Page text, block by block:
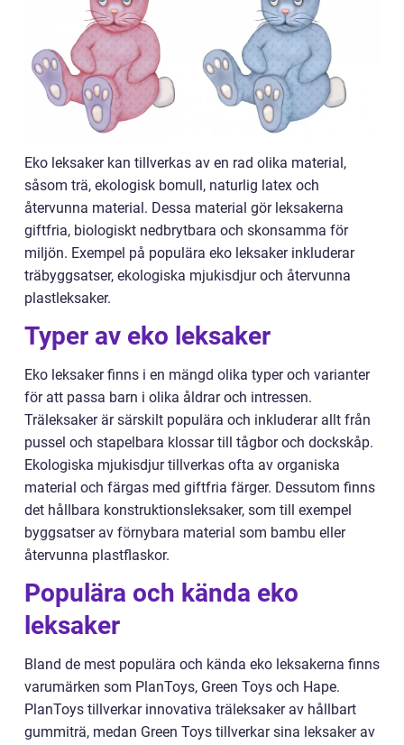
Eko leksaker kan tillverkas av en rad olika material,
såsom trä, ekologisk bomull, naturlig latex och
återvunna material. Dessa material gör leksakerna
giftfria, biologiskt nedbrytbara och skonsamma för
miljön. Exempel på populära eko leksaker inkluderar
träbyggsatser, ekologiska mjukisdjur och återvunna
plastleksaker.
Typer av eko leksaker
Eko leksaker finns i en mängd olika typer och varianter
för att passa barn i olika åldrar och intressen.
Träleksaker är särskilt populära och inkluderar allt från
pussel och stapelbara klossar till tågbor och dockskåp.
Ekologiska mjukisdjur tillverkas ofta av organiska
material och färgas med giftfria färger. Dessutom finns
det hållbara konstruktionsleksaker, som till exempel
byggsatser av förnybara material som bambu eller
återvunna plastflaskor.
Populära och kända eko
leksaker
Bland de mest populära och kända eko leksakerna finns
varumärken som PlanToys, Green Toys och Hape.
PlanToys tillverkar innovativa träleksaker av hållbart
gummiträ, medan Green Toys tillverkar sina leksaker av